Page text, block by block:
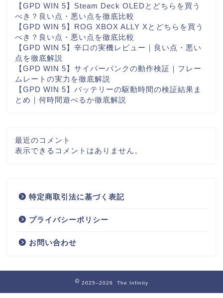
【GPD WIN 5】Steam Deck OLEDとどちらを買う
べき？良い点・悪い点を徹底比較
【GPD WIN 5】ROG XBOX ALLY Xとどちらを買う
べき？良い点・悪い点を徹底比較
【GPD WIN 5】辛口の実機レビュー｜良い点・悪い
点を徹底解説
【GPD WIN 5】サイバーパンクの動作検証｜フレー
ムレートの実力を徹底解説
【GPD WIN 5】バッテリーの駆動時間の検証結果ま
とめ｜何時間遊べるか徹底解説
最近のコメント
表示できるコメントはありません。
特定商取引法に基づく表記
プライバシーポリシー
お問い合わせ
2025–2026 The Infinity